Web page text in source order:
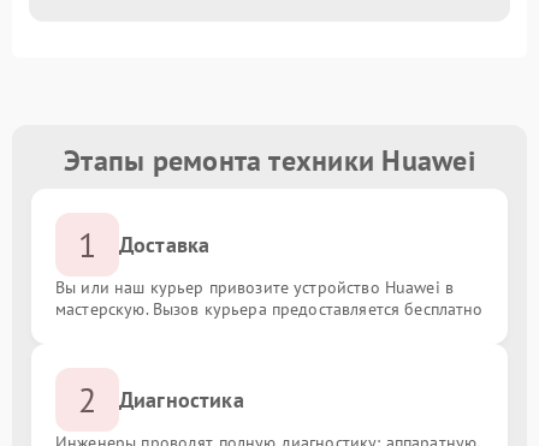
Этапы ремонта техники Huawei
1 Доставка
Вы или наш курьер привозите устройство Huawei в
мастерскую. Вызов курьера предоставляется бесплатно
2 Диагностика